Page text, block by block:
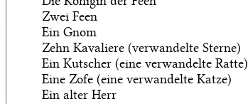
Zwei Feen
Ein Gnom
Zehn Kavaliere (verwandelte Sterne)
Ein Kutscher (eine verwandelte Ratte)
Eine Zofe (eine verwandelte Katze)
Ein alter Herr